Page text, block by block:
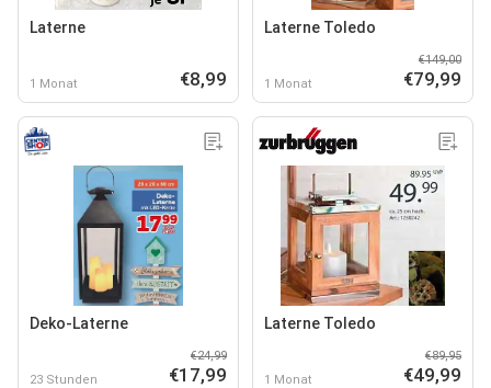
Laterne
1 Monat €8,99
Laterne Toledo
1 Monat
€149,00
€79,99
Deko-Laterne
23 Stunden
€24,99
€17,99
Laterne Toledo
1 Monat
€89,95
€49,99